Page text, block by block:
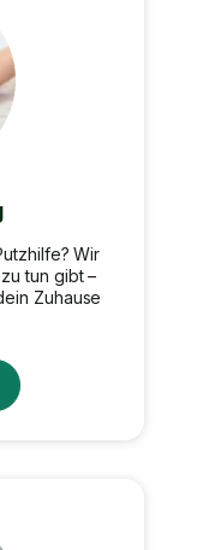
Wir
tun gibt –
Zuhause